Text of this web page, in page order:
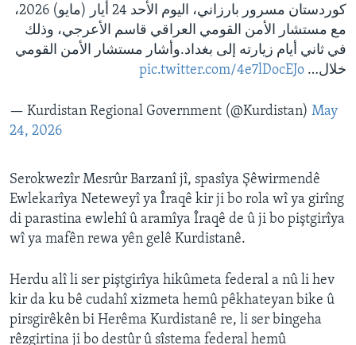
كوردستان مسرور بارزاني، اليوم الأحد 24 أيار (مايو) 2026،
مع مستشار الأمن القومي العراقي قاسم الأعرجي، وذلك
في ثاني أيام زيارته إلى بغداد.وأشار مستشار الأمن القومي
خلال… pic.twitter.com/4e7lDocEJo
— Kurdistan Regional Government (@Kurdistan) May
24, 2026
Serokwezîr Mesrûr Barzanî jî, spasîya Şêwirmendê
Ewlekarîya Neteweyî ya Îraqê kir ji bo rola wî ya girîng
di parastina ewlehî û aramîya Îraqê de û ji bo piştgirîya
wî ya mafên rewa yên gelê Kurdistanê.
Herdu alî li ser piştgirîya hikûmeta federal a nû li hev
kir da ku bê cudahî xizmeta hemû pêkhateyan bike û
pirsgirêkên bi Herêma Kurdistanê re, li ser bingeha
rêzgirtina ji bo destûr û sîstema federal hemû